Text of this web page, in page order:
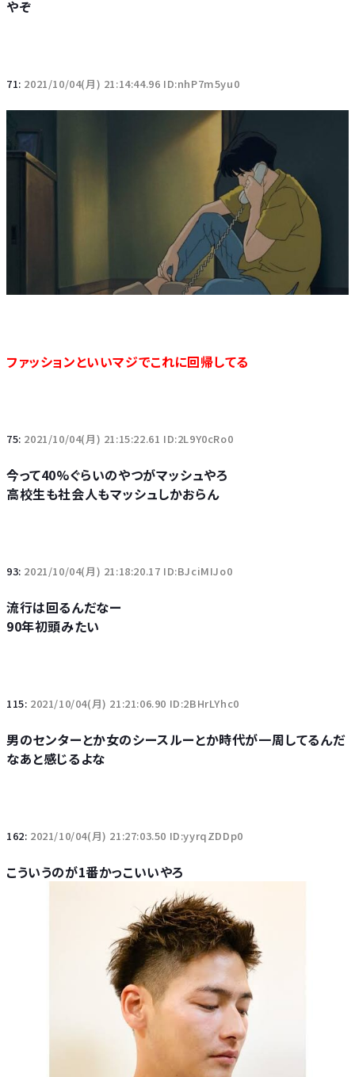
やぞ
71: 2021/10/04(月) 21:14:44.96 ID:nhP7m5yu0
ファッションといいマジでこれに回帰してる
75: 2021/10/04(月) 21:15:22.61 ID:2L9Y0cRo0
今って40%ぐらいのやつがマッシュやろ
高校生も社会人もマッシュしかおらん
93: 2021/10/04(月) 21:18:20.17 ID:BJciMIJo0
流行は回るんだなー
90年初頭みたい
115: 2021/10/04(月) 21:21:06.90 ID:2BHrLYhc0
男のセンターとか女のシースルーとか時代が一周してるんだ
なあと感じるよな
162: 2021/10/04(月) 21:27:03.50 ID:yyrqZDDp0
こういうのが1番かっこいいやろ